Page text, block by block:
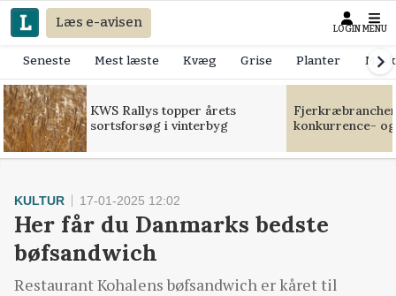
Læs e-avisen LOGIN MENU
Seneste Mest læste Kvæg Grise Planter
KWS Rallys topper årets
sortsforsøg i vinterbyg
konkurrence-
KULTUR 17-01-2025 12:02
Her får du Danmarks bedste
bøfsandwich
Restaurant Kohalens bøfsandwich er kåret til